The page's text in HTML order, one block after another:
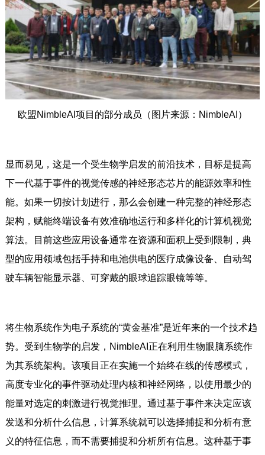
欧盟NimbleAI项目的部分成员（图片来源：NimbleAI）
显而易见，这是一个受生物学启发的前沿技术，目标是提高
下一代基于事件的视觉传感的神经形态芯片的能源效率和性
能。如果一切按计划进行，那么会创建一种完整的神经形态
架构，赋能终端设备有效准确地运行和多样化的计算机视觉
算法。目前这些应用设备通常在资源和面积上受到限制，典
型的应用领域包括手持和电池供电的医疗成像设备、自动驾
驶车辆智能显示器、可穿戴的眼球追踪眼镜等等。
将生物系统作为电子系统的“黄金基准”是近年来的一个技术趋
势。受到生物学的启发，NimbleAI正在利用生物眼脑系统作
为其系统架构。该项目正在实施一个始终在线的传感模式，
高度专业化的事件驱动处理内核和神经网络，以使用最少的
能量对选定的刺激进行视觉推理。通过基于事件来决定应该
发送和分析什么信息，计算系统就可以选择捕捉和分析有意
义的特征信息，而不需要捕捉和分析所有信息。这种基于事